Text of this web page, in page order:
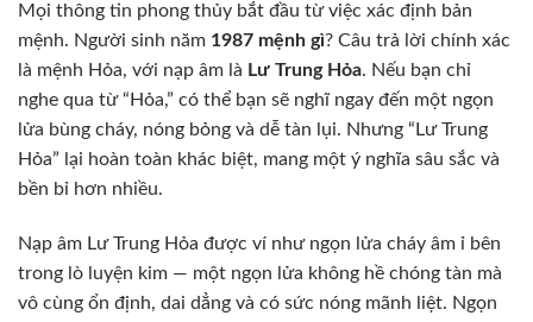
Mọi thông tin phong thủy bắt đầu từ việc xác định bản
mệnh. Người sinh năm 1987 mệnh gì? Câu trả lời chính xác
là mệnh Hỏa, với nạp âm là Lư Trung Hỏa. Nếu bạn chỉ
nghe qua từ “Hỏa,” có thể bạn sẽ nghĩ ngay đến một ngọn
lửa bùng cháy, nóng bỏng và dễ tàn lụi. Nhưng “Lư Trung
Hỏa” lại hoàn toàn khác biệt, mang một ý nghĩa sâu sắc và
bền bỉ hơn nhiều.
Nạp âm Lư Trung Hỏa được ví như ngọn lửa cháy âm ỉ bên
trong lò luyện kim — một ngọn lửa không hề chóng tàn mà
vô cùng ổn định, dai dẳng và có sức nóng mãnh liệt. Ngọn